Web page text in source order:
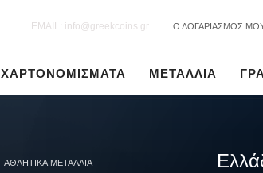
EMAIL: info@greekcoins.gr Ο ΛΟΓΑΡΙΑΣΜΟΣ
ΧΑΡΤΟΝΟΜΙΣΜΑΤΑ ΜΕΤΑΛΛΙΑ
ΑΘΛΗΤΙΚΆ ΜΕΤΆΛΛΙΑ